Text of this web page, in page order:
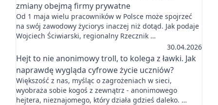
zmiany obejmą firmy prywatne
Od 1 maja wielu pracowników w Polsce może spojrzeć
na swój zawodowy życiorys inaczej niż dotąd. Jak podaje
Wojciech Ściwiarski, regionalny Rzecznik …
30.04.2026
Hejt to nie anonimowy troll, to kolega z ławki. Jak
naprawdę wygląda cyfrowe życie uczniów?
Większość z nas, myśląc o zagrożeniach w sieci,
wyobraża sobie kogoś z zewnątrz - anonimowego
hejtera, nieznajomego, który działa gdzieś daleko. …